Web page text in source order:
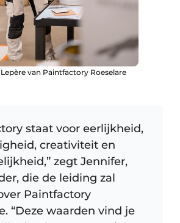
van Paintfactory Roeselare
staat voor eerlijkheid,
creativiteit en
zegt Jennifer,
die de leiding zal
Paintfactory
“Deze waarden vind je